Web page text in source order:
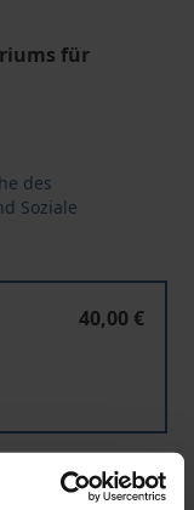
für
des
Soziale
40,00 €